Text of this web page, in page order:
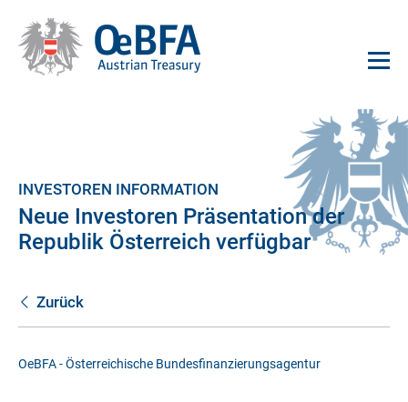
INVESTOREN INFORMATION
Neue Investoren Präsentation der
Republik Österreich verfügbar
Zurück
OeBFA - Österreichische Bundesfinanzierungsagentur